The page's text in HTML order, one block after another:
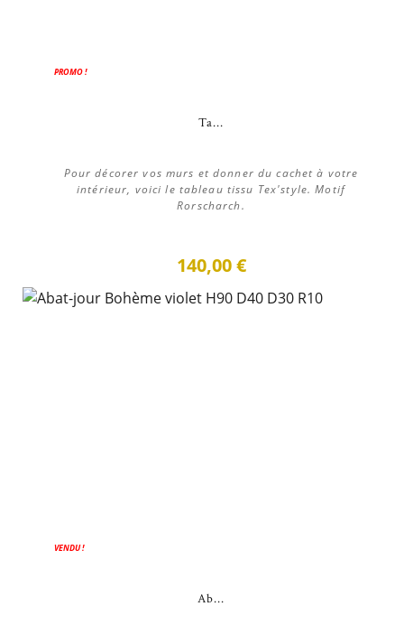
PROMO !
Ta...
Pour décorer vos murs et donner du cachet à votre
intérieur, voici le tableau tissu Tex'style. Motif
Rorscharch.
140,00 €
VENDU !
Ab...